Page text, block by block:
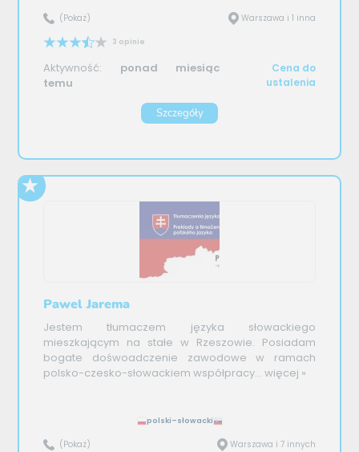
(Pokaż) Warszawa i 1 inna
3 opinie
Aktywność: ponad miesiąc
temu
Cena do
ustalenia
Szczegóły
Pawel Jarema
Jestem tłumaczem języka słowackiego
mieszkającym na stałe w Rzeszowie. Posiadam
bogate dośwoadczenie zawodowe w ramach
polsko-czesko-słowackiem współpracy... więcej »
polski–słowacki
(Pokaż) Warszawa i 7 innych